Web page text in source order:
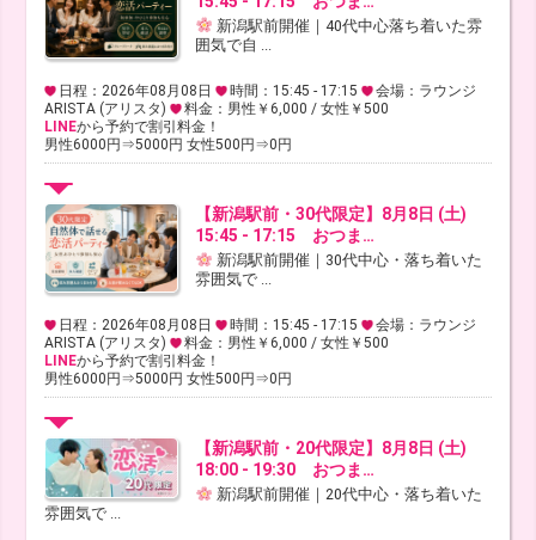
新潟駅前開催｜40代中心落ち着いた雰
囲気で自 ...
日程：2026年08月08日 時間：15:45 - 17:15
会場：ラウンジ
ARISTA (アリスタ)
料金：男性￥6,000 / 女性￥500
LINEから予約で割引料金！
男性6000円⇒5000円 女性500円⇒0円
【新潟駅前・30代限定】8月8日 (土)
15:45 - 17:15 おつま…
新潟駅前開催｜30代中心・落ち着いた
雰囲気で ...
日程：2026年08月08日 時間：15:45 - 17:15
会場：ラウンジ
ARISTA (アリスタ)
料金：男性￥6,000 / 女性￥500
LINEから予約で割引料金！
男性6000円⇒5000円 女性500円⇒0円
【新潟駅前・20代限定】8月8日 (土)
18:00 - 19:30 おつま…
新潟駅前開催｜20代中心・落ち着いた
雰囲気で ...